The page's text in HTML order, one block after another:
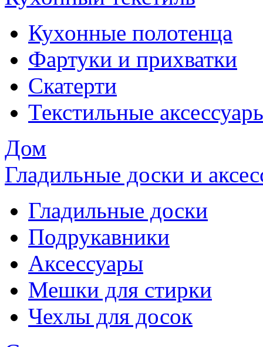
Кухонные полотенца
Фартуки и прихватки
Скатерти
Текстильные
Дом
Гладильные доски и
Гладильные доски
Подрукавники
Аксессуары
Мешки для стирки
Чехлы для досок